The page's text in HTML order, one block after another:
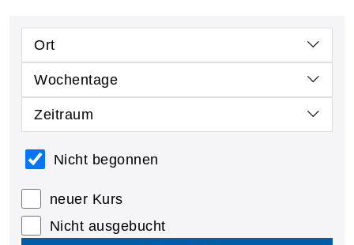
Ort
Wochentage
Zeitraum
Nicht begonnen
neuer Kurs
Nicht ausgebucht